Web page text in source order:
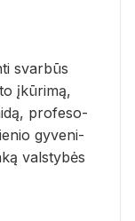
svar­būs
įkū­ri­mą,
pro­fe­so­
gy­ve­ni­
vals­ty­bės